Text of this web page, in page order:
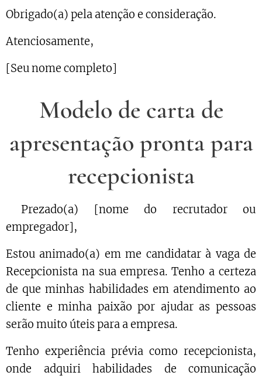
Obrigado(a) pela atenção e consideração.
Atenciosamente,
[Seu nome completo]
Modelo de carta de
apresentação pronta para
recepcionista
Prezado(a) [nome do recrutador ou
empregador],
Estou animado(a) em me candidatar à vaga de
Recepcionista na sua empresa. Tenho a certeza
de que minhas habilidades em atendimento ao
cliente e minha paixão por ajudar as pessoas
serão muito úteis para a empresa.
Tenho experiência prévia como recepcionista,
onde adquiri habilidades de comunicação